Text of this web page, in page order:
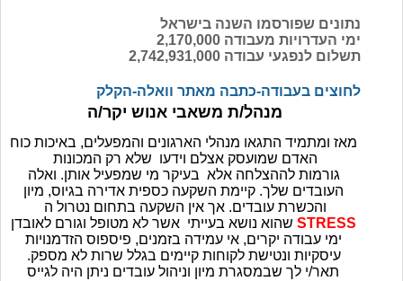
נתונים שפורסמו השנה בישראל
ימי העדרויות מעבודה 2,170,000
תשלום לנפגעי עבודה 2,742,931,000
לחוצים בעבודה-כתבה מאתר וואלה-הקלק
מנהל/ת משאבי אנוש יקר/ה
מאז ומתמיד התגאו מנהלי הארגונים והמפעלים, באיכות כוח
האדם שמועסק אצלם וידעו שלא רק המכונות
גורמות לההצלחה אלא בעיקר מי שמפעיל אותן. ואלה
העובדים שלך. קיימת השקעה כספית אדירה בגיוס, מיון
והכשרת עובדים. אך אין השקעה בתחום נטרול ה
STRESSשהוא נושא בעייתי אשר לא מטופל וגורם לאובדן
ימי עבודה יקרים, אי עמידה בזמנים, פיספוס הזדמנויות
עיסקיות ונטישת לקוחות קיימים בגלל שרות לא מספק.
תאר/י לך שבמסגרת מיון וניהול עובדים ניתן היה לגייס